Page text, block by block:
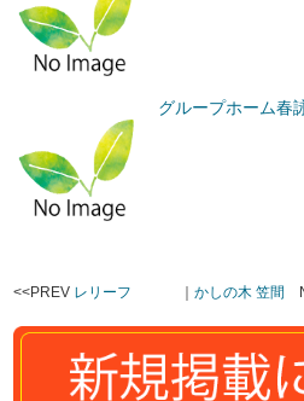
グループホーム春
<<PREV レリーフ ｜かしの木 笠間